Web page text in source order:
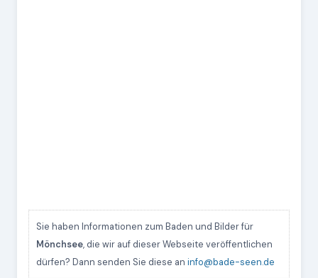
Sie haben Informationen zum Baden und Bilder für
Mönchsee, die wir auf dieser Webseite veröffentlichen
dürfen? Dann senden Sie diese an info@bade-seen.de